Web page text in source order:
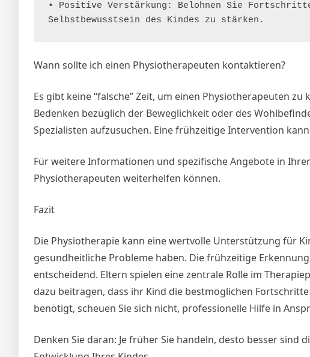
• Positive Verstärkung: Belohnen Sie
Selbstbewusstsein des Kindes zu stärken.
Wann sollte ich einen Physiotherapeuten kontaktieren?
Es gibt keine “falsche” Zeit, um einen Physiotherapeuten
Bedenken bezüglich der Beweglichkeit oder des
Spezialisten aufzusuchen. Eine frühzeitige Intervention
Für weitere Informationen und spezifische Angebote in
Physiotherapeuten weiterhelfen können.
Fazit
Die Physiotherapie kann eine wertvolle Unterstützung für
gesundheitliche Probleme haben. Die frühzeitige
entscheidend. Eltern spielen eine zentrale Rolle im
dazu beitragen, dass ihr Kind die bestmöglichen
benötigt, scheuen Sie sich nicht, professionelle Hilfe in
Denken Sie daran: Je früher Sie handeln, desto besser sind